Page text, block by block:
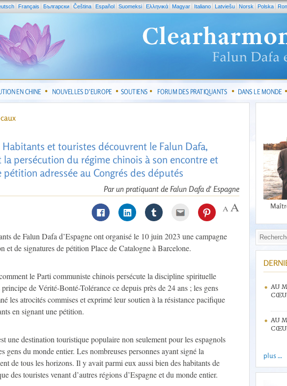
Français Български Čeština Español Suomeksi Ελληνικά Magyar Italiano Latviešu Norsk Polska
EN CHINE NOUVELLES D’EUROPE SOUTIENS FORUM DES PRATIQUANTS DANS LE MONDE
Habitants et touristes découvrent le Falun Dafa,
la persécution du régime chinois à son encontre et
pétition adressée au Congrés des députés
Par un pratiquant de Falun Dafa d' Espagne
de Falun Dafa d’Espagne ont organisé le 10 juin 2023 une campagne
et de signatures de pétition Place de Catalogne à Barcelone.
le Parti communiste chinois persécute la discipline spirituelle
principe de Vérité-Bonté-Tolérance ce depuis près de 24 ans ; les gens
les atrocités commises et exprimé leur soutien à la résistance pacifique
en signant une pétition.
une destination touristique populaire non seulement pour les espagnols
gens du monde entier. Les nombreuses personnes ayant signé la
de tous les horizons. Il y avait parmi eux aussi bien des habitants de
des touristes venant d’autres régions d’Espagne et du monde entier.
AU
AU
plus ...